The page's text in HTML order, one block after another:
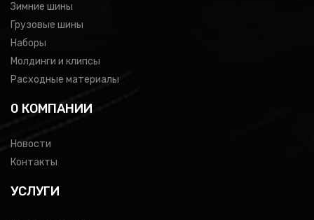
Зимние шины
Грузовые шины
Наборы
Молдинги и клипсы
Расходные материалы
0 КОМПАНИИ
Новости
Контакты
УСЛУГИ